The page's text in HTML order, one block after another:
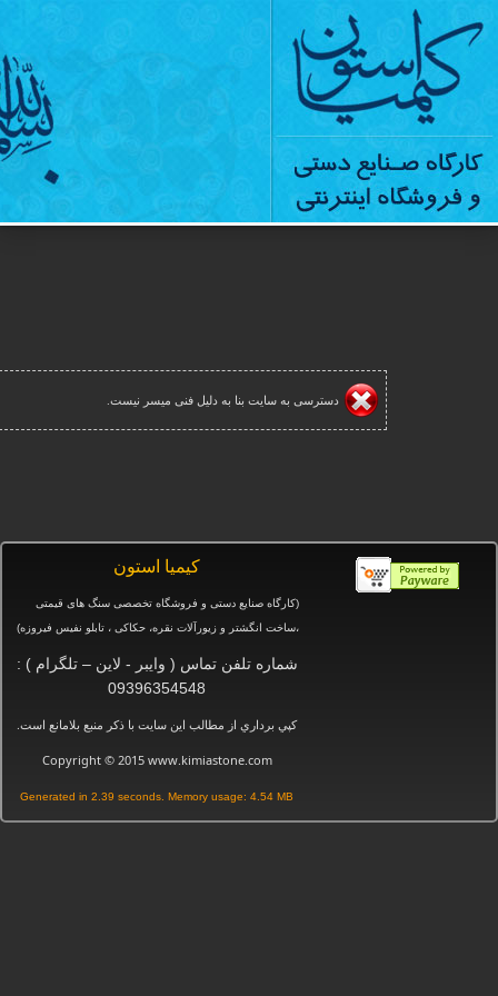
دسترسی به سایت بنا به دلیل فنی میسر نیست.
كيميا استون
(کارگاه صنایع دستی و فروشگاه تخصصی سنگ های قیمتی
،ساخت انگشتر و زیورآلات نقره، حکاکی ، تابلو نفیس فیروزه)
شماره تلفن تماس ( وایبر - لاین – تلگرام ) :
09396354548
كپي برداري از مطالب اين سايت با ذكر منبع بلامانع است.
Copyright © 2015 www.kimiastone.com
Generated in 2.39 seconds. Memory usage: 4.54 MB